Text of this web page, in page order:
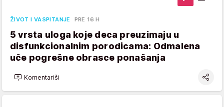
ŽIVOT I VASPITANJE PRE 16 H
5 vrsta uloga koje deca preuzimaju u
disfunkcionalnim porodicama: Odmalena
uče pogrešne obrasce ponašanja
Komentariši